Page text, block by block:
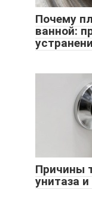
Почему
ванной:
Причины
унитаза